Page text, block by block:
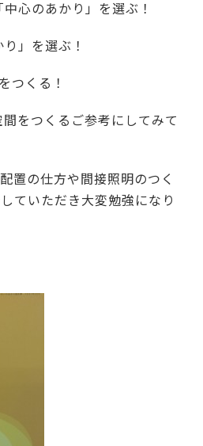
心のあかり」を選ぶ！
」を選ぶ！
つくる！
をつくるご参考にしてみて
置の仕方や間接照明のつく
ていただき大変勉強になり